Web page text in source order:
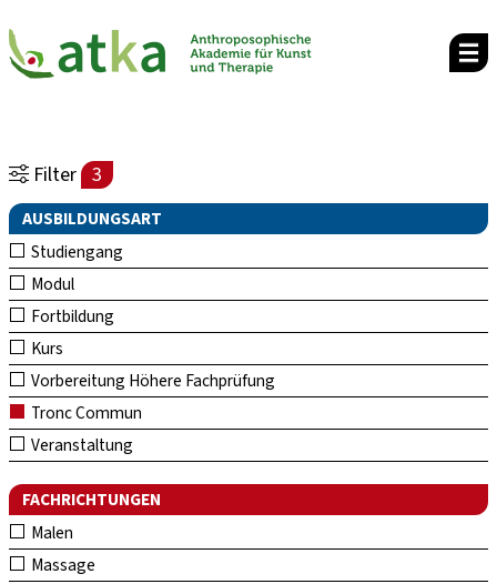
Filter 3
AUSBILDUNGSART
Studiengang
Modul
Fortbildung
Kurs
Vorbereitung Höhere Fachprüfung
Tronc Commun
Veranstaltung
FACHRICHTUNGEN
Malen
Massage